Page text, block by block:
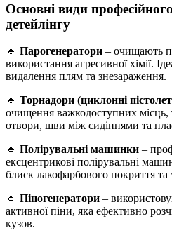
Основні види
детейлінгу
🔹 Парогенератори – очищають
використання агресивної хімії.
видалення плям та знезараження.
🔹 Торнадори (циклонні
очищення важкодоступних місць,
отвори, шви між сидіннями та
🔹 Полірувальні машинки –
ексцентрикові полірувальні
блиск лакофарбового покриття
🔹 Піногенератори –
активної піни, яка ефективно
кузов.